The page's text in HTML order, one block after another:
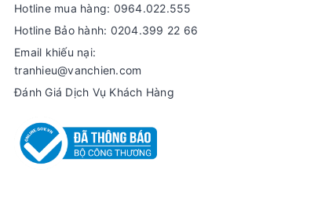
Hotline mua hàng: 0964.022.555
Hotline Bảo hành: 0204.399 22 66
Email khiếu nại:
tranhieu@vanchien.com
Đánh Giá Dịch Vụ Khách Hàng